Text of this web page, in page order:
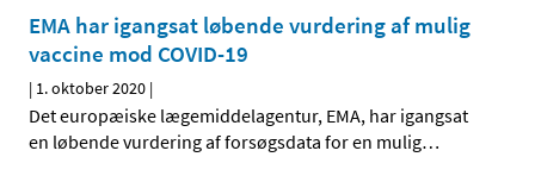
EMA har igangsat løbende vurdering af mulig
vaccine mod COVID-19
| 1. oktober 2020 |
Det europæiske lægemiddelagentur, EMA, har igangsat
en løbende vurdering af forsøgsdata for en mulig…